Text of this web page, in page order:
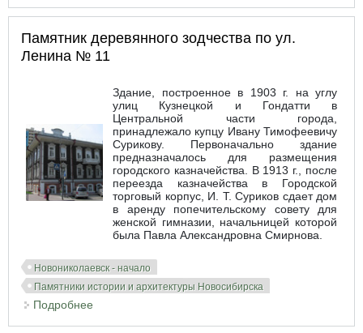
Памятник деревянного зодчества по ул.
Ленина № 11
Здание, построенное в 1903 г. на углу
улиц Кузнецкой и Гондатти в
Центральной части города,
принадлежало купцу Ивану Тимофеевичу
Сурикову. Первоначально здание
предназначалось для размещения
городского казначейства. В 1913 г., после
переезда казначейства в Городской
торговый корпус, И. Т. Суриков сдает дом
в аренду попечительскому совету для
женской гимназии, начальницей которой
была Павла Александровна Смирнова.
Новониколаевск - начало
Памятники истории и архитектуры Новосибирска
Подробнее